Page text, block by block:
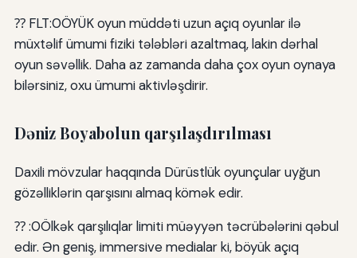
⁇ FLT:0ÖYÜK oyun müddəti uzun açıq oyunlar ilə
müxtəlif ümumi fiziki tələbləri azaltmaq, lakin dərhal
oyun səvəllik. Daha az zamanda daha çox oyun oynaya
bilərsiniz, oxu ümumi aktivləşdirir.
Dəniz Boyabolun qarşılaşdırılması
Daxili mövzular haqqında Dürüstlük oyunçular uyğun
gözəlliklərin qarşısını almaq kömək edir.
⁇ :0Ölkək qarşılıqlar limiti müəyyən təcrübələrini qəbul
edir. Ən geniş, immersive medialar ki, böyük açıq